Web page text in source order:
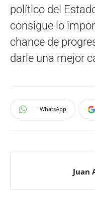
político del
consigue lo
chance de
darle una mejor
WhatsApp
Juan